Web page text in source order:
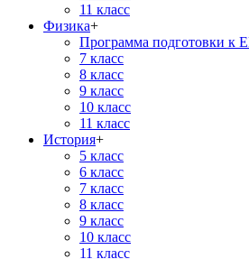
11 класс
Физика+
Программа подготовки к
7 класс
8 класс
9 класс
10 класс
11 класс
История+
5 класс
6 класс
7 класс
8 класс
9 класс
10 класс
11 класс